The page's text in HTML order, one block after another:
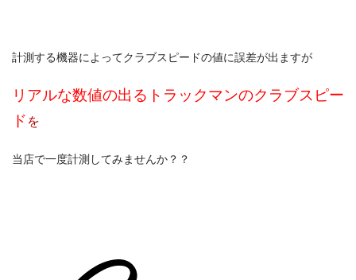
計測する機器によってクラブスピードの値に誤差が出ますが
リアルな数値の出るトラックマンのクラブスピー
ド を
当店で一度計測してみませんか？？